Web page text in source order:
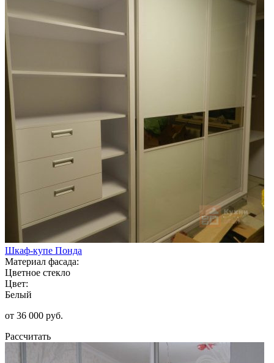
Шкаф-купе Понда
Материал фасада:
Цветное стекло
Цвет:
Белый
от 36 000 руб.
Рассчитать